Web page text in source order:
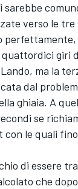
verso le
giri
ma la
dal
ghiaia. A
se
le quali
di essere
che